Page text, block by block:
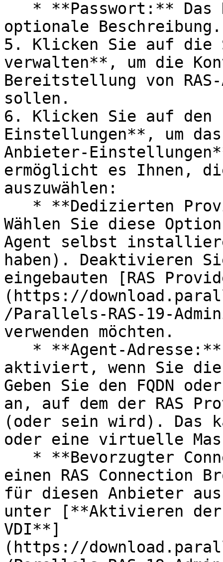
optionale Beschreibung.
5. Klicken Sie auf die
verwalten**, um die
Bereitstellung von RAS-
sollen.
6. Klicken Sie auf den
Einstellungen**, um
Anbieter-
ermöglicht es Ihnen,
auszuwählen:
Wählen Sie diese
Agent selbst
haben). Deaktivieren
eingebauten [RAS
(https://
/Parallels-RAS-19-
verwenden möchten.
aktiviert, wenn Sie die
Geben Sie den FQDN
an, auf dem der RAS
(oder sein wird). Das
oder eine virtuelle
einen RAS Connection
für diesen Anbieter
unter [**Aktivieren
VDI**]
(https://